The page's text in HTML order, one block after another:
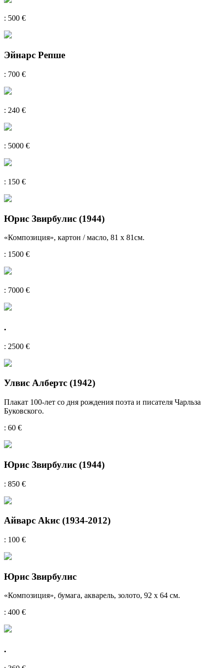
: 500 €
Эйнарс Репше
: 700 €
: 240 €
: 5000 €
: 150 €
Юрис Звирбулис (1944)
«Композиция», картон / масло, 81 x 81см.
: 1500 €
: 7000 €
.
: 2500 €
Улвис Албертс (1942)
Плакат 100-лет со дня рождения поэта и писателя Чарльза
Буковского.
: 60 €
Юрис Звирбулис (1944)
: 850 €
Айварс Akис (1934-2012)
: 100 €
Юрис Звирбулис
«Композиция», бумага, акварель, золото, 92 х 64 см.
: 400 €
.